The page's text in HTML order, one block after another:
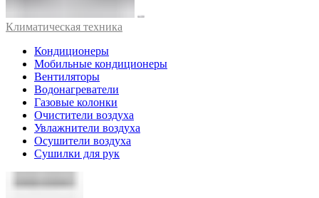
Климатическая техника
Кондиционеры
Мобильные кондиционеры
Вентиляторы
Водонагреватели
Газовые колонки
Очистители воздуха
Увлажнители воздуха
Осушители воздуха
Сушилки для рук